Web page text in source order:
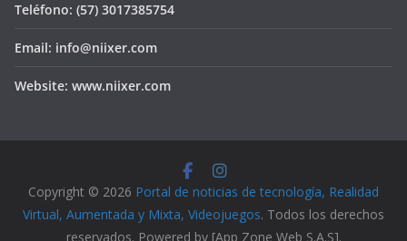
Teléfono: (57) 3017385754
Email: info@niixer.com
Website: www.niixer.com
Copyright © 2026 Portal de noticias de tecnología, Realidad
Virtual, Aumentada y Mixta, Videojuegos. Todos los derechos
reservados. Powered by [App Zone Web S.A.S].